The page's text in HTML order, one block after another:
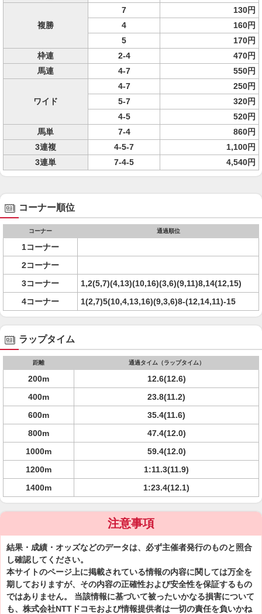
複勝
7
130円
4
160円
5
170円
枠連
2-4
470円
馬連
4-7 550円
ワイド
4-7
250円
5-7
320円
4-5
520円
馬単
7-4
860円
3連複
4-5-7
1,100円
3連単
7-4-5 4,540円
コーナー順位
コーナー 通過順位
1コーナー
2コーナー
3コーナー
1,2(5,7)(4,13)(10,16)(3,6)(9,11)8,14(12,15)
4コーナー
1(2,7)5(10,4,13,16)(9,3,6)8-(12,14,11)-15
ラップタイム
距離 通過タイム（ラップタイム）
200m
12.6(12.6)
400m
23.8(11.2)
600m
35.4(11.6)
800m
47.4(12.0)
1000m
59.4(12.0)
1200m
1:11.3(11.9)
1400m
1:23.4(12.1)
注意事項
結果・成績・オッズなどのデータは、必ず主催者発行のものと照合
し確認してください。
本サイトのページ上に掲載されている情報の内容に関しては万全を
期しておりますが、その内容の正確性および安全性を保証するもの
ではありません。 当該情報に基づいて被ったいかなる損害について
も、株式会社NTTドコモおよび情報提供者は一切の責任を負いかね